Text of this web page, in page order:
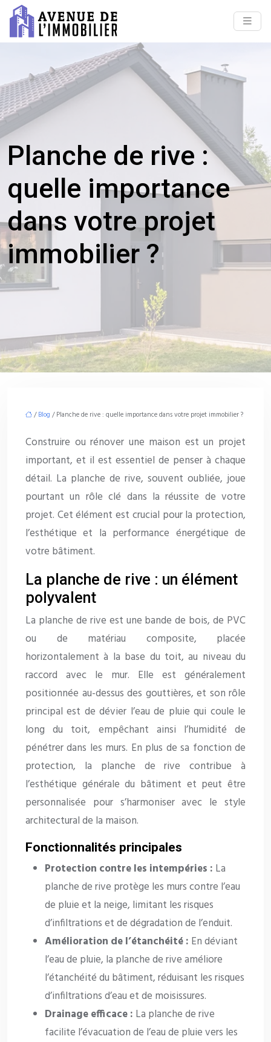
Planche de rive :
quelle importance
dans votre projet
immobilier ?
/Blog / Planche de rive : quelle importance dans votre projet immobilier ?
Construire ou rénover une maison est un projet
important, et il est essentiel de penser à chaque
détail. La planche de rive, souvent oubliée, joue
pourtant un rôle clé dans la réussite de votre
projet. Cet élément est crucial pour la protection,
l’esthétique et la performance énergétique de
votre bâtiment.
La planche de rive : un élément
polyvalent
La planche de rive est une bande de bois, de PVC
ou de matériau composite, placée
horizontalement à la base du toit, au niveau du
raccord avec le mur. Elle est généralement
positionnée au-dessus des gouttières, et son rôle
principal est de dévier l’eau de pluie qui coule le
long du toit, empêchant ainsi l’humidité de
pénétrer dans les murs. En plus de sa fonction de
protection, la planche de rive contribue à
l’esthétique générale du bâtiment et peut être
personnalisée pour s’harmoniser avec le style
architectural de la maison.
Fonctionnalités principales
Protection contre les intempéries : La
planche de rive protège les murs contre l’eau
de pluie et la neige, limitant les risques
d’infiltrations et de dégradation de l’enduit.
Amélioration de l’étanchéité : En déviant
l’eau de pluie, la planche de rive améliore
l’étanchéité du bâtiment, réduisant les risques
d’infiltrations d’eau et de moisissures.
Drainage efficace : La planche de rive
facilite l’évacuation de l’eau de pluie vers les